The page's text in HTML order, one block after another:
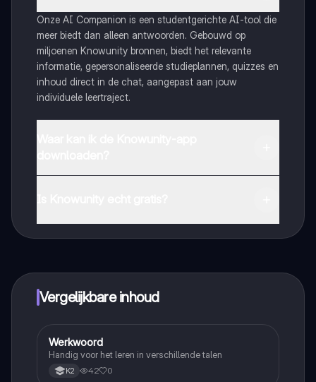
Onze AI Companion is een studentgerichte AI-tool die
meer biedt dan alleen antwoorden. Gebouwd op
miljoenen Knowunity bronnen, biedt het relevante
informatie, gepersonaliseerde studieplannen, quizzes en
inhoud direct in de chat, aangepast aan jouw
individuele leertraject.
Vergelijkbare inhoud
Duits
Werkwoord
Handig voor het leren in verschillende talen
K2 42 0